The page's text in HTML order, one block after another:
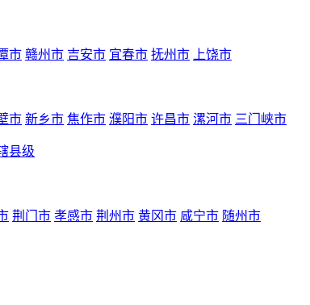
市 赣州市 吉安市 宜春市 抚州市 上饶市
市 新乡市 焦作市 濮阳市 许昌市 漯河市 三门峡市
县级
荆门市 孝感市 荆州市 黄冈市 咸宁市 随州市